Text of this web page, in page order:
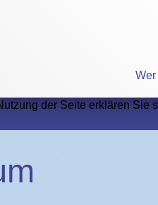
der Seite erklären Sie
Wer